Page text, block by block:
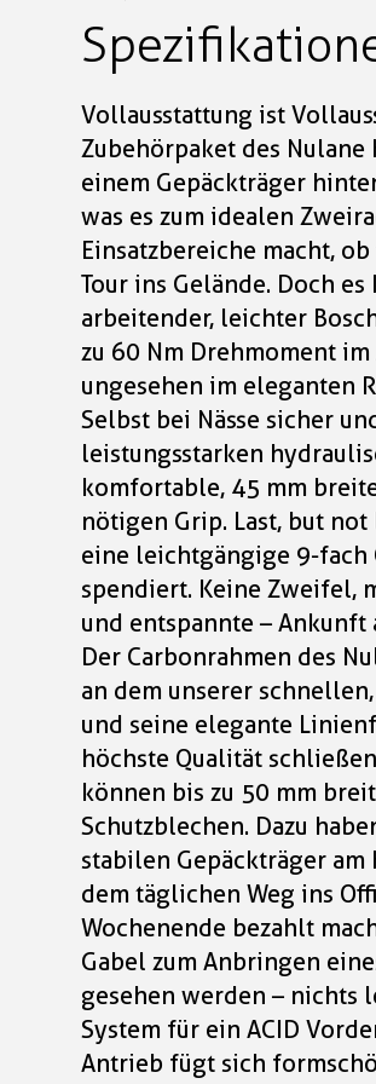
Vollausstattung ist
Zubehörpaket des Nulane
einem Gepäckträger
was es zum idealen
Einsatzbereiche macht,
Tour ins Gelände. Doch
arbeitender, leichter
zu 60 Nm Drehmoment
ungesehen im eleganten
Selbst bei Nässe sicher
leistungsstarken
komfortable, 45 mm
nötigen Grip. Last, but
eine leichtgängige 9-fach
spendiert. Keine Zweifel,
und entspannte –
Der Carbonrahmen des
an dem unserer
und seine elegante
höchste Qualität
können bis zu 50 mm
Schutzblechen. Dazu
stabilen Gepäckträger
dem täglichen Weg ins
Wochenende bezahlt
Gabel zum Anbringen
gesehen werden – nichts
System für ein ACID
Antrieb fügt sich